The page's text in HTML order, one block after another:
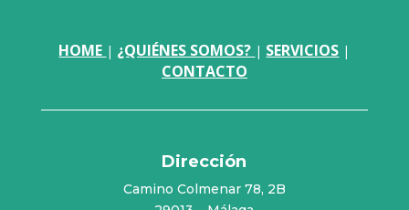
HOME | ¿QUIÉNES SOMOS? | SERVICIOS |
CONTACTO
Dirección
Camino Colmenar 78, 2B